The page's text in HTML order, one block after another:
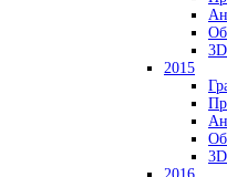
2015